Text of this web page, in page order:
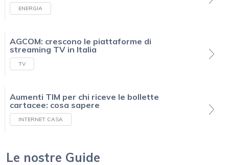
ENERGIA
AGCOM: crescono le piattaforme di
streaming TV in Italia
TV
Aumenti TIM per chi riceve le bollette
cartacee: cosa sapere
INTERNET CASA
Le nostre Guide